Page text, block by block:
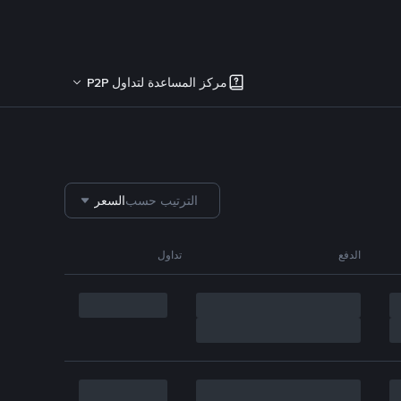
مركز المساعدة لتداول P2P
الترتيب حسبالسعر
الدفع تداول